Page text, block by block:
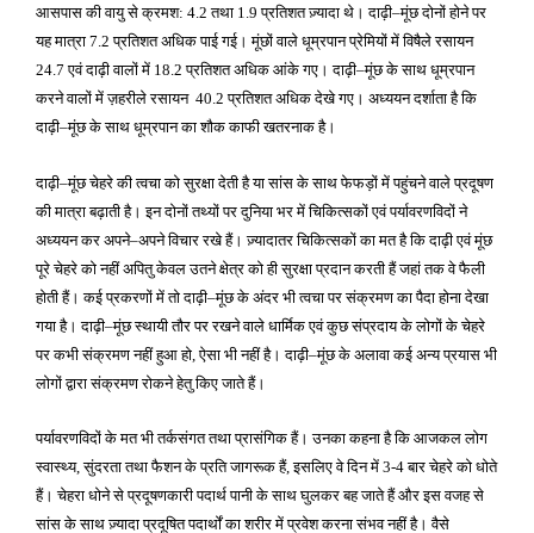
आसपास की वायु से क्रमश: 4.2तथा 1.9प्रतिशत ज़्यादा थे। दाढ़ी–मूंछ दोनों होने पर
यह मात्रा 7.2प्रतिशत अधिक पाई गई। मूंछों वाले धूम्रपान प्रेमियों में विषैले रसायन
24.7एवं दाढ़ी वालों में 18.2प्रतिशत अधिक आंके गए। दाढ़ी–मूंछ के साथ धूम्रपान
करने वालों में ज़हरीले रसायन 40.2प्रतिशत अधिक देखे गए। अध्ययन दर्शाता है कि
दाढ़ी–मूंछ के साथ धूम्रपान का शौक काफी खतरनाक है।
दाढ़ी–मूंछ चेहरे की त्वचा को सुरक्षा देती है या सांस के साथ फेफड़ों में पहुंचने वाले प्रदूषण
की मात्रा बढ़ाती है। इन दोनों तथ्यों पर दुनिया भर में चिकित्सकों एवं पर्यावरणविदों ने
अध्ययन कर अपने–अपने विचार रखे हैं। ज़्यादातर चिकित्सकों का मत है कि दाढ़ी एवं मूंछ
पूरे चेहरे को नहीं अपितु केवल उतने क्षेत्र को ही सुरक्षा प्रदान करती हैं जहां तक वे फैली
होती हैं। कई प्रकरणों में तो दाढ़ी–मूंछ के अंदर भी त्वचा पर संक्रमण का पैदा होना देखा
गया है। दाढ़ी–मूंछ स्थायी तौर पर रखने वाले धार्मिक एवं कुछ संप्रदाय के लोगों के चेहरे
पर कभी संक्रमण नहीं हुआ हो ,ऐसा भी नहीं है। दाढ़ी–मूंछ के अलावा कई अन्य प्रयास भी
लोगों द्वारा संक्रमण रोकने हेतु किए जाते हैं।
पर्यावरणविदों के मत भी तर्कसंगत तथा प्रासंगिक हैं। उनका कहना है कि आजकल लोग
स्वास्थ्य,सुंदरता तथा फैशन के प्रति जागरूक हैं,इसलिए वे दिन में 3-4बार चेहरे को धोते
हैं। चेहरा धोने से प्रदूषणकारी पदार्थ पानी के साथ घुलकर बह जाते हैं और इस वजह से
सांस के साथ ज़्यादा प्रदूषित पदार्थों का शरीर में प्रवेश करना संभव नहीं है। वैसे